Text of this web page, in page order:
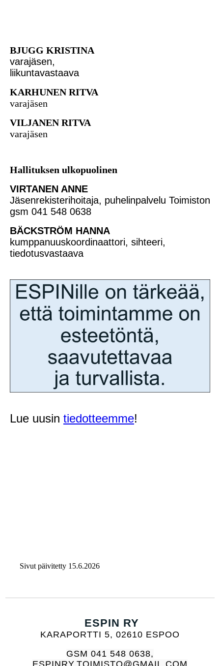
BJUGG KRISTINA
varajäsen,
liikuntavastaava
KARHUNEN RITVA
varajäsen
VILJANEN RITVA
varajäsen
Hallituksen ulkopuolinen
VIRTANEN ANNE
Jäsenrekisterihoitaja, puhelinpalvelu Toimiston
gsm 041 548 0638
BÄCKSTRÖM HANNA
kumppanuuskoordinaattori, sihteeri,
tiedotusvastaava
Lue uusin tiedotteemme!
Sivut päivitetty 15.6.2026
ESPIN RY
KARAPORTTI 5, 02610 ESPOO
GSM 041 548 0638,
ESPINRY.TOIMISTO@GMAIL.COM